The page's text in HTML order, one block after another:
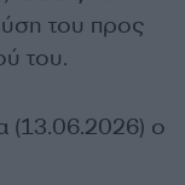
του προς
του.
(13.06.2026) ο